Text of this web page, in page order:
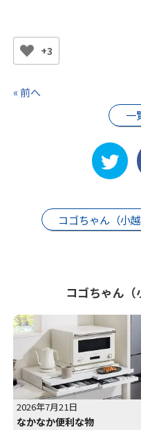
+3
« 前へ
一
コゴちゃん（小
コゴちゃん
2026年7月21日
なかなか便利な物